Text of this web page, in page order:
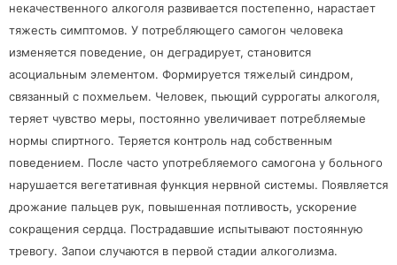
некачественного алкоголя развивается постепенно, нарастает
тяжесть симптомов. У потребляющего самогон человека
изменяется поведение, он деградирует, становится
асоциальным элементом. Формируется тяжелый синдром,
связанный с похмельем. Человек, пьющий суррогаты алкоголя,
теряет чувство меры, постоянно увеличивает потребляемые
нормы спиртного. Теряется контроль над собственным
поведением. После часто употребляемого самогона у больного
нарушается вегетативная функция нервной системы. Появляется
дрожание пальцев рук, повышенная потливость, ускорение
сокращения сердца. Пострадавшие испытывают постоянную
тревогу. Запои случаются в первой стадии алкоголизма.